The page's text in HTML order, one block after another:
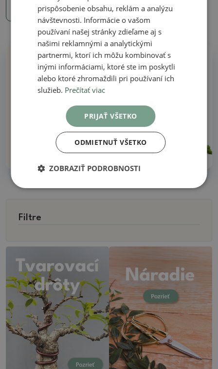
Filtre
Prečo nakúpiť u nás
Dodanie do 48 hodín
Viac ako 30 rokov skúseností!
prispôsobenie obsahu, reklám a analýzu
návštevnosti. Informácie o vašom
používaní našej stránky zdieľame aj s
našimi reklamnými a analytickými
partnermi, ktorí ich môžu kombinovať s
inými informáciami, ktoré ste im poskytli
alebo ktoré zhromaždili pri používaní ich
služieb. Prečítať viac
PRIJAŤ VŠETKO
ODMIETNUŤ VŠETKO
ZOBRAZIŤ PODROBNOSTI